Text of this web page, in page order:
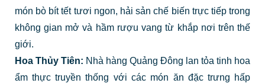
món bò bít tết tươi ngon, hải sản chế biến trực tiếp trong
không gian mở và hầm rượu vang từ khắp nơi trên thế
giới.
Hoa Thủy Tiên: Nhà hàng Quảng Đông lan tỏa tinh hoa
ẩm thực truyền thống với các món ăn đặc trưng hấp